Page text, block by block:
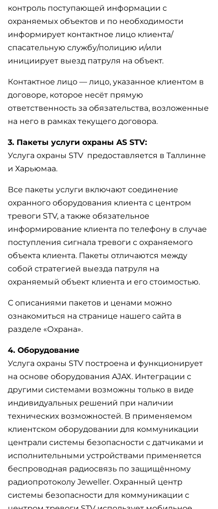
контроль поступающей информации с
охраняемых объектов и по необходимости
информирует контактное лицо клиента/
спасательную службу/полицию и/или
инициирует выезд патруля на объект.
Контактное лицо — лицо, указанное клиентом в
договоре, которое несёт прямую
ответственность за обязательства, возложенные
на него в рамках текущего договора.
3. Пакеты услуги охраны AS STV:
Услуга охраны STV предоставляется в Таллинне
и Харьюмаа.
Все пакеты услуги включают соединение
охранного оборудования клиента с центром
тревоги STV, а также обязательное
информирование клиента по телефону в случае
поступления сигнала тревоги с охраняемого
объекта клиента. Пакеты отличаются между
собой стратегией выезда патруля на
охраняемый объект клиента и его стоимостью.
С описаниями пакетов и ценами можно
ознакомиться на странице нашего сайта в
разделе «Охрана».
4. Оборудование
Услуга охраны STV построена и функционирует
на основе оборудования AJAX. Интеграции с
другими системами возможны только в виде
индивидуальных решений при наличии
технических возможностей. В применяемом
клиентском оборудовании для коммуникации
централи системы безопасности с датчиками и
исполнительными устройствами применяется
беспроводная радиосвязь по защищённому
радиопротоколу Jeweller. Охранный центр
системы безопасности для коммуникации с